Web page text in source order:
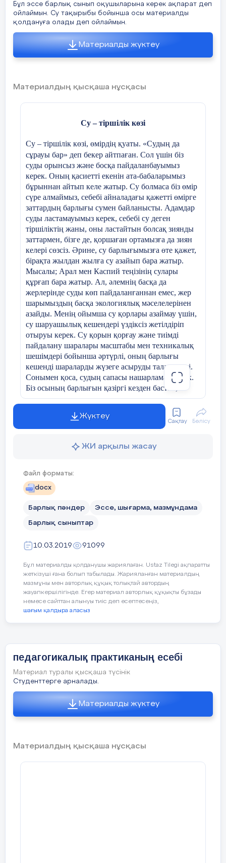
Бұл эссе барлық сынып оқушыларына керек ақпарат деп
ойлаймын. Су тақырыбы бойынша осы материалды
қолдануға олады деп ойлаймын.
Материалды жүктеу
Материалдың қысқаша нұсқасы
Су – тіршілік көзі
Су – тіршілік көзі, өмірдің қуаты. «Судың да
сұрауы бар» деп бекер айтпаған. Сол үшін біз
суды орынсыз және босқа пайдаланбауымыз
керек. Оның қасиетті екенін ата-бабаларымыз
бұрыннан айтып келе жатыр. Су болмаса біз өмір
сүре алмаймыз, себебі айналадағы қажетті өмірге
заттардың барлығы сумен байланысты. Адамдар
суды ластамауымыз керек, себебі су деген
тіршіліктің жаны, оны ластайтын болсақ зиянды
заттармен, бізге де, қоршаған ортамызға да зиян
келері сөзсіз. Әрине, су барлығымызға өте қажет,
бірақта жылдан жылға су азайып бара жатыр.
Мысалы; Арал мен Каспий теңізінің сулары
құрғап бара жатыр. Ал, әлемнің басқа да
жерлерінде суды көп пайдаланғаннан емес, жер
шарымыздың басқа экологиялық мәселелерінен
азайды. Менің ойымша су қорлары азаймау үшін,
су шаруашылық кешендері үздіксіз жетілдіріп
отыруы керек. Су қорын қорғау және тиімді
пайдалану шаралары масштабы мен техникалық
шешімдері бойынша әртүрлі, оның барлығы
кешенді шараларды жүзеге асыруды талап етеді.
Сонымен қоса, судың сапасы нашарламау керек.
Біз осының барлығын қазіргі кезден бастап,
болашаққа суды және тағы басқа маңызды
заттарды жақсы қалпында қалдыруға міндеттіміз
деп ойлаймын!!!Жүктеу
Сақтау Бөлісу
ЖИ арқылы жасау
Файл форматы:
docx
Барлық пәндер Эссе, шығарма, мазмұндама
Барлық сыныптар
10.03.2019 91099
Бұл материалды қолданушы жариялаған. Ustaz Tilegi ақпаратты
жеткізуші ғана болып табылады. Жарияланған материалдың
мазмұны мен авторлық құқық толықтай автордың
жауапкершілігінде. Егер материал авторлық құқықты бұзады
немесе сайттан алынуы тиіс деп есептесеңіз,
шағым қалдыра аласыз
педагогикалық практиканың есебі
Материал туралы қысқаша түсінік
Студенттерге арналады.
Материалды жүктеу
Материалдың қысқаша нұсқасы